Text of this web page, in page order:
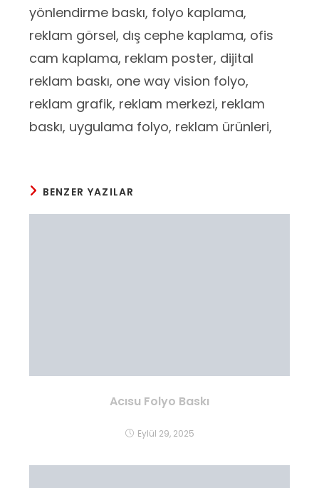
yönlendirme baskı, folyo kaplama,
reklam görsel, dış cephe kaplama, ofis
cam kaplama, reklam poster, dijital
reklam baskı, one way vision folyo,
reklam grafik, reklam merkezi, reklam
baskı, uygulama folyo, reklam ürünleri,
BENZER YAZILAR
Acısu Folyo Baskı
Eylül 29, 2025